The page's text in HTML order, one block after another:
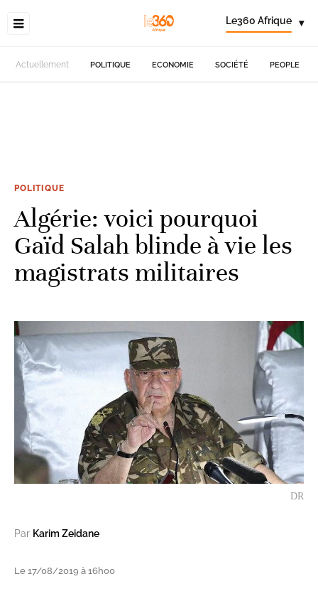
Le360 Afrique ▾
Actuellement POLITIQUE ECONOMIE SOCIÉTÉ PEOPLE
POLITIQUE
Algérie: voici pourquoi
Gaïd Salah blinde à vie les
magistrats militaires
DR
Par Karim Zeidane
Le 17/08/2019 à 16h00